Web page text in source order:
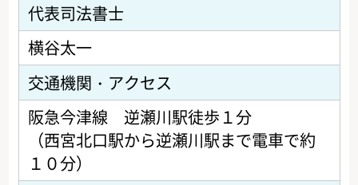
代表司法書士
横谷太一
交通機関・アクセス
阪急今津線 逆瀬川駅徒歩１分
（西宮北口駅から逆瀬川駅まで電車で約
１０分）